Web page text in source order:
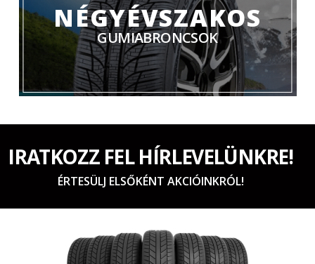
NÉGYÉVSZAKOS
GUMIABRONCSOK
IRATKOZZ FEL HÍRLEVELÜNKRE!
ÉRTESÜLJ ELSŐKÉNT AKCIÓINKRÓL!